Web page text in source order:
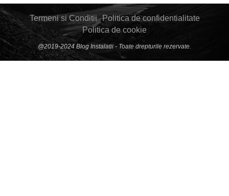
Termeni si Conditii Politica de confidentialitate
Politica de cookie
@2019-2024 Blog Instalatii - Toate drepturile rezervate.